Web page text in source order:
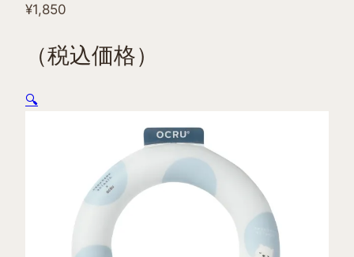
¥1,850
（税込価格）
🔍